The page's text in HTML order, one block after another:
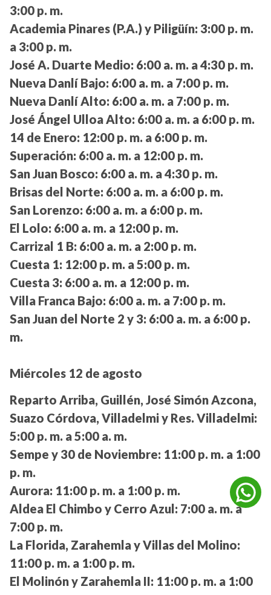
3:00 p. m.
Academia Pinares (P.A.) y Piligüín: 3:00 p. m.
a 3:00 p. m.
José A. Duarte Medio: 6:00 a. m. a 4:30 p. m.
Nueva Danlí Bajo: 6:00 a. m. a 7:00 p. m.
Nueva Danlí Alto: 6:00 a. m. a 7:00 p. m.
José Ángel Ulloa Alto: 6:00 a. m. a 6:00 p. m.
14 de Enero: 12:00 p. m. a 6:00 p. m.
Superación: 6:00 a. m. a 12:00 p. m.
San Juan Bosco: 6:00 a. m. a 4:30 p. m.
Brisas del Norte: 6:00 a. m. a 6:00 p. m.
San Lorenzo: 6:00 a. m. a 6:00 p. m.
El Lolo: 6:00 a. m. a 12:00 p. m.
Carrizal 1 B: 6:00 a. m. a 2:00 p. m.
Cuesta 1: 12:00 p. m. a 5:00 p. m.
Cuesta 3: 6:00 a. m. a 12:00 p. m.
Villa Franca Bajo: 6:00 a. m. a 7:00 p. m.
San Juan del Norte 2 y 3: 6:00 a. m. a 6:00 p.
m.
Miércoles 12 de agosto
Reparto Arriba, Guillén, José Simón Azcona,
Suazo Córdova, Villadelmi y Res. Villadelmi:
5:00 p. m. a 5:00 a. m.
Sempe y 30 de Noviembre: 11:00 p. m. a 1:00
p. m.
Aurora: 11:00 p. m. a 1:00 p. m.
Aldea El Chimbo y Cerro Azul: 7:00 a. m. a
7:00 p. m.
La Florida, Zarahemla y Villas del Molino:
11:00 p. m. a 1:00 p. m.
El Molinón y Zarahemla II: 11:00 p. m. a 1:00